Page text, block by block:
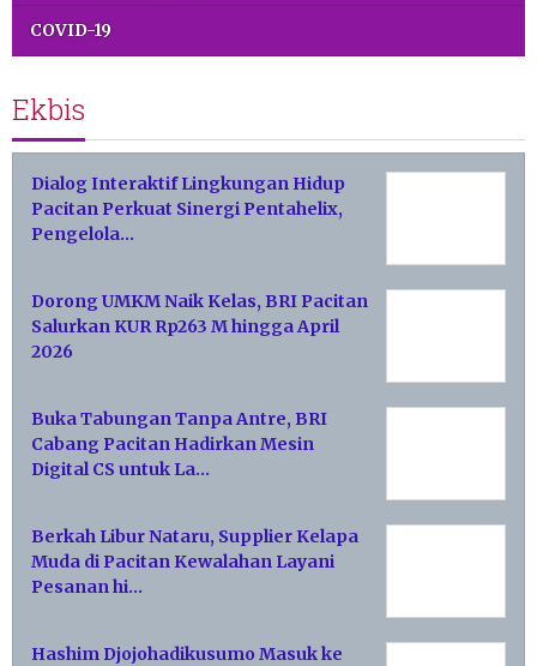
COVID-19
Ekbis
Dialog Interaktif Lingkungan Hidup
Pacitan Perkuat Sinergi Pentahelix,
Pengelola…
Dorong UMKM Naik Kelas, BRI Pacitan
Salurkan KUR Rp263 M hingga April
2026
Buka Tabungan Tanpa Antre, BRI
Cabang Pacitan Hadirkan Mesin
Digital CS untuk La…
Berkah Libur Nataru, Supplier Kelapa
Muda di Pacitan Kewalahan Layani
Pesanan hi…
Hashim Djojohadikusumo Masuk ke